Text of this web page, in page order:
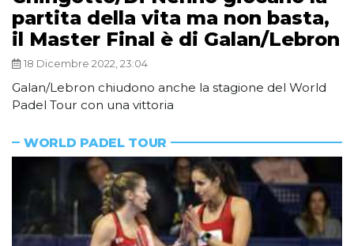
partita della vita ma non basta,
il Master Final è di Galan/Lebron
18 Dicembre 2022, 23:04
Galan/Lebron chiudono anche la stagione del World
Padel Tour con una vittoria
WORLD PADEL TOUR